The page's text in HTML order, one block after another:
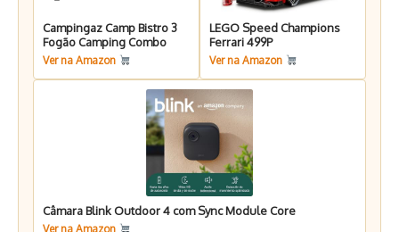
Campingaz Camp Bistro 3
Fogão Camping Combo
Ver na Amazon
LEGO Speed Champions
Ferrari 499P
Ver na Amazon
Câmara Blink Outdoor 4 com Sync Module Core
Ver na Amazon